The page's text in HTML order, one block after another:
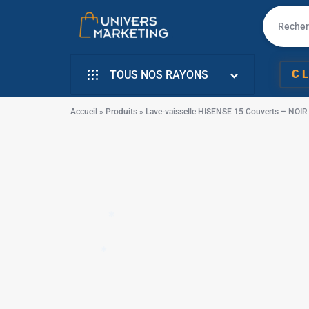
MARKETING
EN
LIGNE
TOUS NOS RAYONS
INFORMATIQUE
Accueil » Produits » Lave-vaisselle HISENSE 15 Couverts – NOIR